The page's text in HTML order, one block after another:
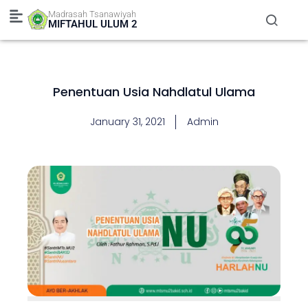
Skip
content
Madrasah Tsanawiyah
MIFTAHUL ULUM 2
Penentuan Usia Nahdlatul Ulama
January 31, 2021 Admin